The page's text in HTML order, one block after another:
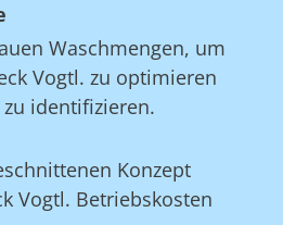
Waschmengen, um
Vogtl. zu optimieren
identifizieren.
Konzept
Vogtl. Betriebskosten